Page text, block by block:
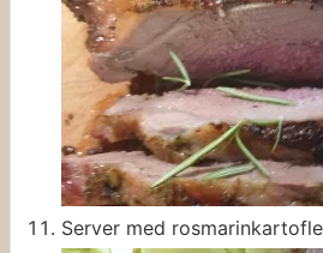
Server med